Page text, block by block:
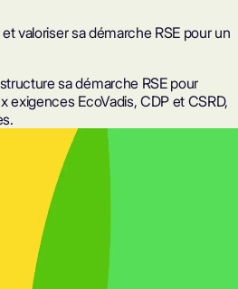
valoriser sa démarche RSE pour un
sa démarche RSE pour
exigences EcoVadis, CDP et CSRD,